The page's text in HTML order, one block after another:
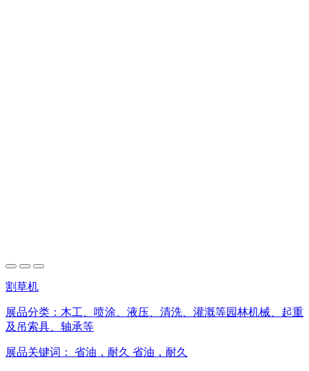
割草机
展品分类： 木工、喷涂、液压、清洗、灌溉等园林机械、起重
及吊索具、轴承等
展品关键词： 省油，耐久 省油，耐久